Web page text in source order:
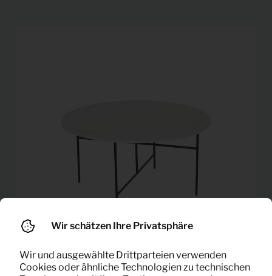
Beistelltisch Vida Marmor
10,68
Wir schätzen Ihre Privatsphäre
Wir und ausgewählte Drittparteien verwenden
Cookies oder ähnliche Technologien zu technischen